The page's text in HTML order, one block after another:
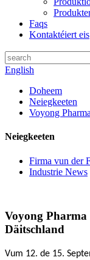
Faqs
Kontaktéiert eis
English
Doheem
Neiegkeeten
Voyong
Neiegkeeten
Firma vun der
Industrie News
Voyong Pharma
Däitschland
Vum 12. de 15.